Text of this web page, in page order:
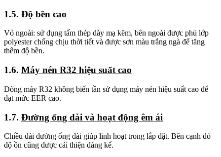
1.5. Độ bền cao
Vỏ ngoài: sử dụng tấm thép dày mạ kẽm, bên ngoài được phủ lớp
polyester chống chịu thời tiết và được sơn màu trắng ngà để tăng
thêm độ bền.
1.6. Máy nén R32 hiệu suất cao
Dòng máy R32 không biến tần sử dụng máy nén hiệu suất cao để
đạt mức EER cao.
1.7. Đường ống dài và hoạt động êm ái
Chiều dài đường ống dài giúp linh hoạt trong lắp đặt. Bên cạnh đó
độ ồn cũng được cải thiện đáng kể.